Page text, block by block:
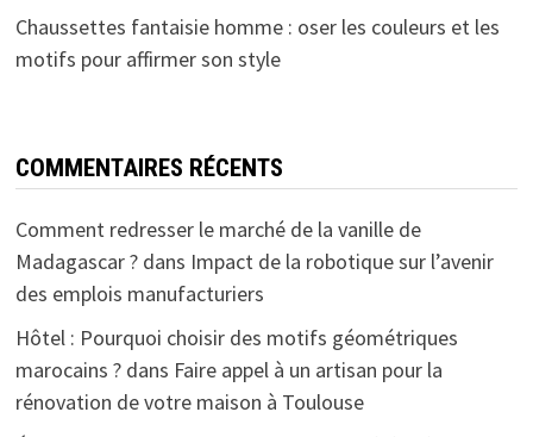
Chaussettes fantaisie homme : oser les couleurs et les
motifs pour affirmer son style
COMMENTAIRES RÉCENTS
Comment redresser le marché de la vanille de
Madagascar ?dans Impact de la robotique sur l’avenir
des emplois manufacturiers
Hôtel : Pourquoi choisir des motifs géométriques
marocains ?dans Faire appel à un artisan pour la
rénovation de votre maison à Toulouse